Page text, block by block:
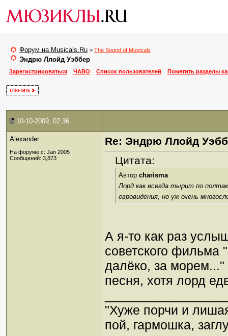
Форум на Musicals.Ru > The Sound of Musicals
Эндрю Ллойд Уэббер
Зарегистрироваться ЧАВО Список пользователей Пометить разделы
10-10-2009, 02:36
Alexander
На форуме с: Jan 2005
Сообщений: 3,873
Re: Эндрю Ллойд
Цитата:
Автор charisma
Лорд как всегда тырит по
евровидения, но уж очень
А я-то как раз
советского фильма
далёко, за
песня, хотя лорд
"Хуже порчи и
пой, гармошка,